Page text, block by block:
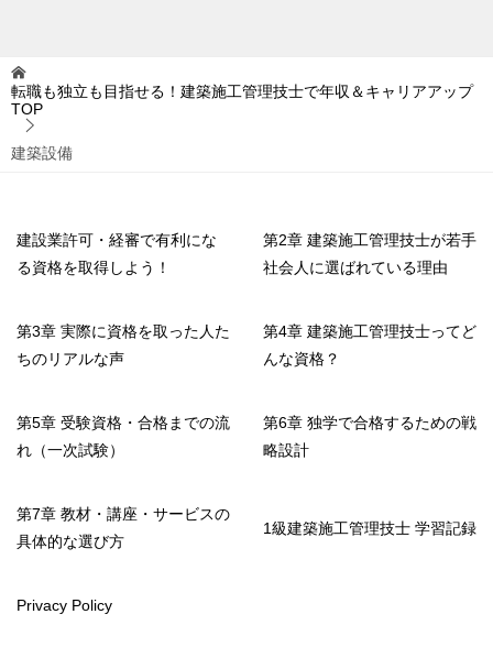
転職も独立も目指せる！建築施工管理技士で年収＆キャリアアップ
TOP
建築設備
建設業許可・経審で有利にな
る資格を取得しよう！
第2章 建築施工管理技士が若手
社会人に選ばれている理由
第3章 実際に資格を取った人た
ちのリアルな声
第4章 建築施工管理技士ってど
んな資格？
第5章 受験資格・合格までの流
れ（一次試験）
第6章 独学で合格するための戦
略設計
第7章 教材・講座・サービスの
具体的な選び方
1級建築施工管理技士 学習記録
Privacy Policy